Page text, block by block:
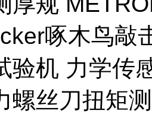
啄木鸟敲
验机 力学传
螺丝刀扭矩